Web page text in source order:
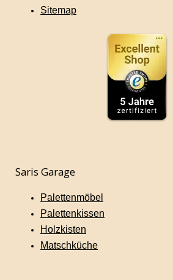
Sitemap
Saris Garage
Palettenmöbel
Palettenkissen
Holzkisten
Matschküche